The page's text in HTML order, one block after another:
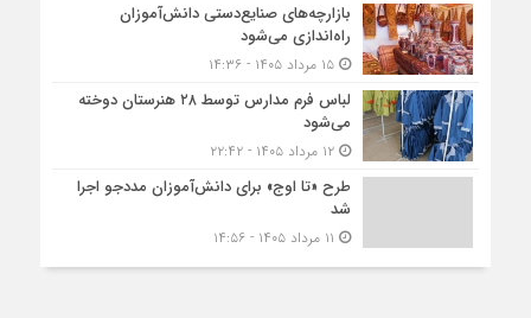
بازارچه‌های صنایع‌دستی دانش‌آموزان
راه‌اندازی می‌شود
۱۵ مرداد ۱۴۰۵ - ۱۴:۳۶
لباس فرم مدارس توسط ۲۸ هنرستان‌ دوخته
می‌شود
۱۲ مرداد ۱۴۰۵ - ۲۲:۴۲
طرح «تا اوج» برای دانش‌آموزان مددجو اجرا
شد